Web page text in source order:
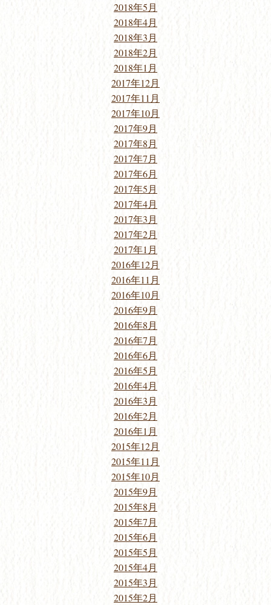
2018年5月
2018年4月
2018年3月
2018年2月
2018年1月
2017年12月
2017年11月
2017年10月
2017年9月
2017年8月
2017年7月
2017年6月
2017年5月
2017年4月
2017年3月
2017年2月
2017年1月
2016年12月
2016年11月
2016年10月
2016年9月
2016年8月
2016年7月
2016年6月
2016年5月
2016年4月
2016年3月
2016年2月
2016年1月
2015年12月
2015年11月
2015年10月
2015年9月
2015年8月
2015年7月
2015年6月
2015年5月
2015年4月
2015年3月
2015年2月